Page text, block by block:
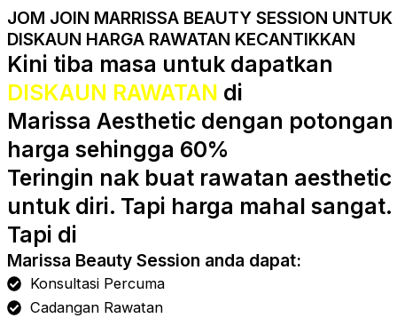
JOM JOIN MARRISSA BEAUTY SESSION UNTUK
DISKAUN HARGA RAWATAN KECANTIKKAN
Kini tiba masa untuk dapatkan
DISKAUN RAWATAN di
Marissa Aesthetic dengan potongan
harga sehingga 60%
Teringin nak buat rawatan aesthetic
untuk diri. Tapi harga mahal sangat.
Tapi di
Marissa Beauty Session anda dapat:
Konsultasi Percuma
Cadangan Rawatan